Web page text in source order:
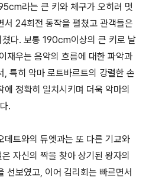
라는 큰 키와 체구가 오히려 멋
서 24회전 동작을 펼쳤고 관객들은
다. 보통 190cm이상의 큰 키로 날
재우는 음악의 흐름에 대한 파악과
, 특히 악마 로트바르트의 강렬한 손
정확히 일치시키며 더욱 악마의
.
데트와의 듀엣과는 또 다른 기교와
자신의 짝을 찾아 상기된 왕자의
선보였고, 이어 김리회는 빠르면서